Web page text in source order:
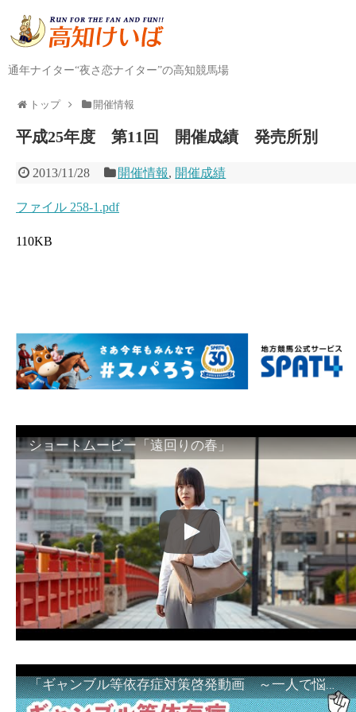
通年ナイター“夜さ恋ナイター”の高知競馬場
トップ 開催情報
平成25年度 第11回 開催成績 発売所別
2013/11/28 開催情報, 開催成績
ファイル 258-1.pdf
110KB
ショートムービー「遠回りの春」
「ギャンブル等依存症対策啓発動画 ～一人で悩まず、家族で悩まず、まず！相談機関へ～」